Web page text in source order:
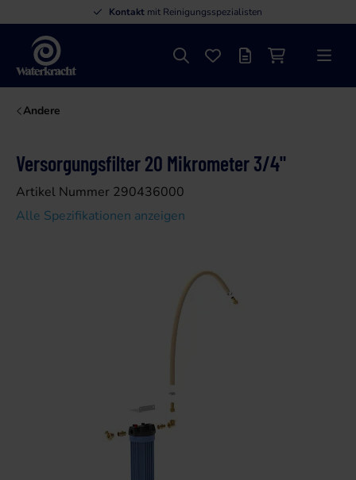
Kontakt mit Reinigungsspezialisten
Waterkracht
SucheFavoritenAngebotslisteMenü
Andere
Versorgungsfilter 20 Mikrometer 3/4"
Artikel Nummer 290436000
Alle Spezifikationen anzeigen